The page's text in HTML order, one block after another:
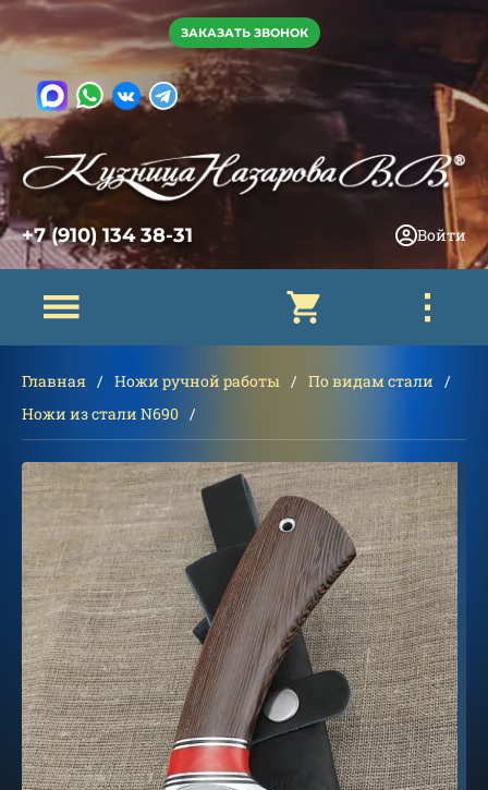
ЗАКАЗАТЬ ЗВОНОК
+7 (910) 134 38-31 Войти
Главная Ножи ручной работы
По видам стали
Ножи из стали N690